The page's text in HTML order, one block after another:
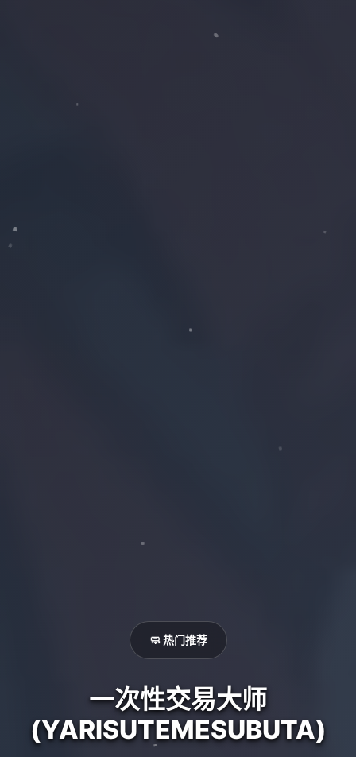
🧼 热门推荐
一次性交易大师
(YARISUTEMESUBUTA)